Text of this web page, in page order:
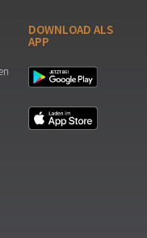
DOWNLOAD ALS
APP